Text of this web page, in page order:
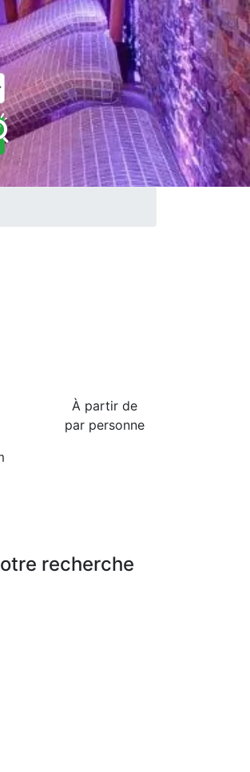
À partir de
par personne
recherche